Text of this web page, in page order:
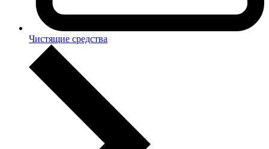
Чистящие средства